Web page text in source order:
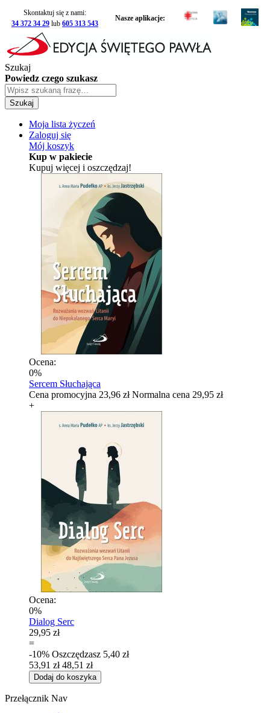
Skontaktuj się z nami:
34 372 34 29 lub 605 313 543
Nasze aplikacje:
Szukaj
Powiedz czego szukasz
Szukaj
Moja lista życzeń
Zaloguj się
Mój koszyk
Kup w pakiecie
Kupuj więcej i oszczędzaj!
Ocena:
0%
Sercem Słuchająca
Cena promocyjna 23,96 zł Normalna cena 29,95 zł
+
Ocena:
0%
Dialog Serc
29,95 zł
=
-10% Oszczędzasz 5,40 zł
53,91 zł 48,51 zł
Dodaj do koszyka
Przełącznik Nav